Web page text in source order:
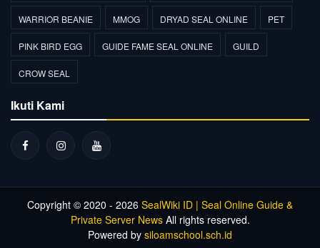
WARRIOR BEANIE MMOG DRYAD SEAL ONLINE PET
PINK BIRD EGG GUIDE FAME SEAL ONLINE GUILD
CROW SEAL
Ikuti Kami
Copyright © 2020 - 2026 SealWiki ID | Seal Online Guide &
Private Server NewsAll rights reserved.
Powered by siloamschool.sch.id